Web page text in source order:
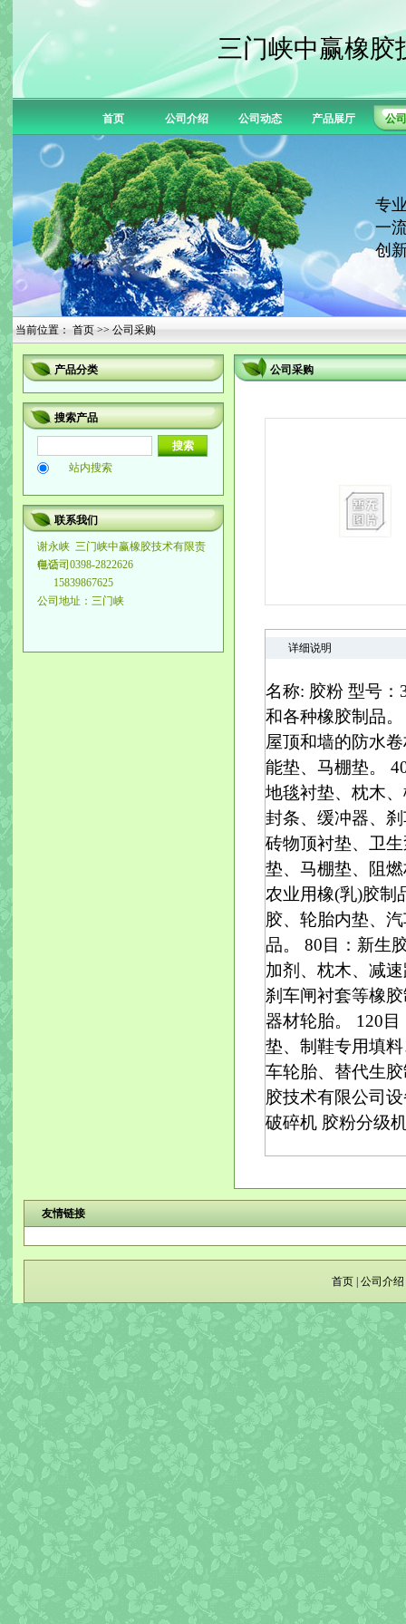
三门峡中赢橡胶
首页 公司介绍 公司动态 产品展厅 公
专
一
创
当前位置： 首页 >> 公司采购
产品分类
搜索产品
站内搜索
联系我们
谢永峡 三门峡中赢橡胶技术有限责
任公司
电话：0398-2822626
15839867625
公司地址：三门峡
公司采购
详细说明
名称: 胶粉 型号：
和各种橡胶制品
屋顶和墙的防水
能垫、马棚垫。
地毯衬垫、枕木
封条、缓冲器、
砖物顶衬垫、卫
垫、马棚垫、阻
农业用橡(乳)胶制
胶、轮胎内垫、
品。 80目：新生
加剂、枕木、减
刹车闸衬套等橡
器材轮胎。 120
垫、制鞋专用填
车轮胎、替代生
胶技术有限公司
破碎机 胶粉分级
友情链接
首页 公司介绍